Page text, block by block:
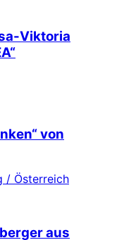
Viktoria
von
/ Österreich
aus